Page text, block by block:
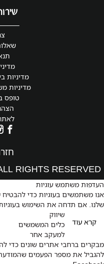
מדיניות
מדיניות
טופס
RIGHTS RESERVED
העדפות משתמש עוגיות
אנו משתמשים בעוגיות כדי
שלנו. אם תדחה את השימוש
קרא עוד
שיווק
כלים המשמשים
למעקב אחר
מבקרים ברחבי אתרים שונים כדי
להגביל את מספר הפעמים